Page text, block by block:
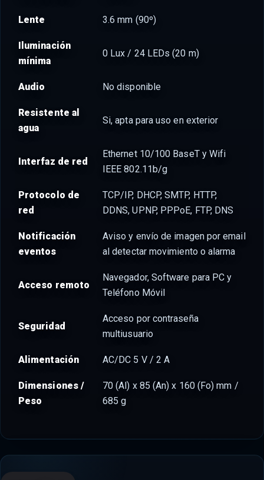
Lente 3.6 mm (90º)
Iluminación
mínima
0 Lux / 24 LEDs (20 m)
Audio No disponible
Resistente al
agua
Si, apta para uso en exterior
Interfaz de red
Ethernet 10/100 BaseT y Wifi
IEEE 802.11b/g
Protocolo de
red
TCP/IP, DHCP, SMTP, HTTP,
DDNS, UPNP, PPPoE, FTP, DNS
Notificación
eventos
Aviso y envío de imagen por email
al detectar movimiento o alarma
Acceso remoto
Navegador, Software para PC y
Teléfono Móvil
Seguridad
Acceso por contraseña
multiusuario
Alimentación AC/DC 5 V / 2 A
Dimensiones /
Peso
70 (Al) x 85 (An) x 160 (Fo) mm /
685 g